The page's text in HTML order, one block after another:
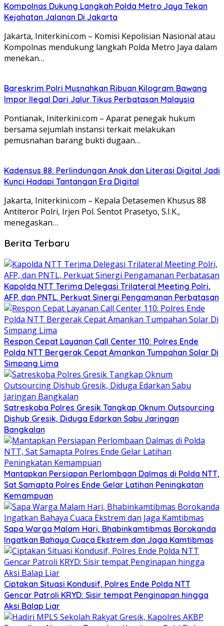
Kompolnas Dukung Langkah Polda Metro Jaya Tekan
Kejahatan Jalanan Di Jakarta
Jakarta, Initerkini.com – Komisi Kepolisian Nasional atau
Kompolnas mendukung langkah Polda Metro Jaya dalam
menekan…
Bareskrim Polri Musnahkan Ribuan Kilogram Bawang
Impor Ilegal Dari Jalur Tikus Perbatasan Malaysia
Pontianak, Initerkini.com – Aparat penegak hukum
bersama sejumlah instansi terkait melakukan
pemusnahan barang bukti dugaan…
Kadensus 88: Perlindungan Anak dan Literasi Digital Jadi
Kunci Hadapi Tantangan Era Digital
Jakarta, Initerkini.com – Kepala Detasemen Khusus 88
Antiteror Polri, Irjen Pol. Sentot Prasetyo, S.I.K.,
menegaskan…
Berita Terbaru
Kapolda NTT Terima Delegasi Trilateral Meeting Polri,
AFP, dan PNTL, Perkuat Sinergi Pengamanan Perbatasan
Respon Cepat Layanan Call Center 110: Polres Ende
Polda NTT Bergerak Cepat Amankan Tumpahan Solar Di
Simpang Lima
Satreskoba Polres Gresik Tangkap Oknum Outsourcing
Dishub Gresik, Diduga Edarkan Sabu Jaringan
Bangkalan
Mantapkan Persiapan Perlombaan Dalmas di Polda NTT,
Sat Samapta Polres Ende Gelar Latihan Peningkatan
Kemampuan
Sapa Warga Malam Hari, Bhabinkamtibmas Borokanda
Ingatkan Bahaya Cuaca Ekstrem dan Jaga Kamtibmas
Ciptakan Situasi Kondusif, Polres Ende Polda NTT
Gencar Patroli KRYD: Sisir tempat Penginapan hingga
Aksi Balap Liar